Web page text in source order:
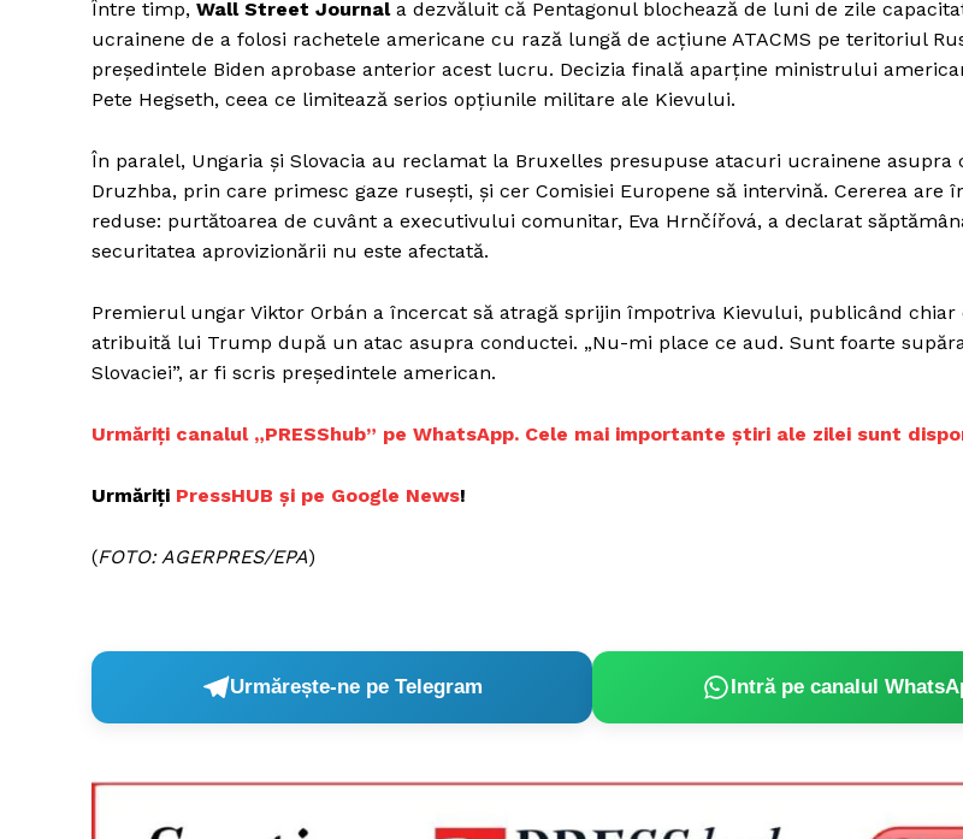
Între timp, Wall Street Journala dezvăluit că Pentagonul blochează de luni de zile
ucrainene de a folosi rachetele americane cu rază lungă de acțiune ATACMS pe teritoriul
președintele Biden aprobase anterior acest lucru. Decizia finală aparține ministrului
Pete Hegseth, ceea ce limitează serios opțiunile militare ale Kievului.
În paralel, Ungaria și Slovacia au reclamat la Bruxelles presupuse atacuri ucrainene asupra
Druzhba, prin care primesc gaze rusești, și cer Comisiei Europene să intervină. Cererea are
reduse: purtătoarea de cuvânt a executivului comunitar, Eva Hrnčířová, a declarat
securitatea aprovizionării nu este afectată.
Premierul ungar Viktor Orbán a încercat să atragă sprijin împotriva Kievului, publicând chiar
atribuită lui Trump după un atac asupra conductei. „Nu-mi place ce aud. Sunt foarte
Slovaciei”, ar fi scris președintele american.
Urmăriți canalul „PRESShub” pe WhatsApp. Cele mai importante știri ale zilei sunt
Urmăriți PressHUB și pe Google News!
(FOTO: AGERPRES/EPA)
Urmărește-ne pe Telegram Intră pe canalul